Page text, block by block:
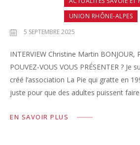
UNION RHÔNE-ALPES
5 SEPTEMBRE 2025
INTERVIEW Christine Martin BONJOUR,
POUVEZ-VOUS VOUS PRÉSENTER ? Je
créé l’association La Pie qui gratte en
juste pour que des adultes puissent
EN SAVOIR PLUS